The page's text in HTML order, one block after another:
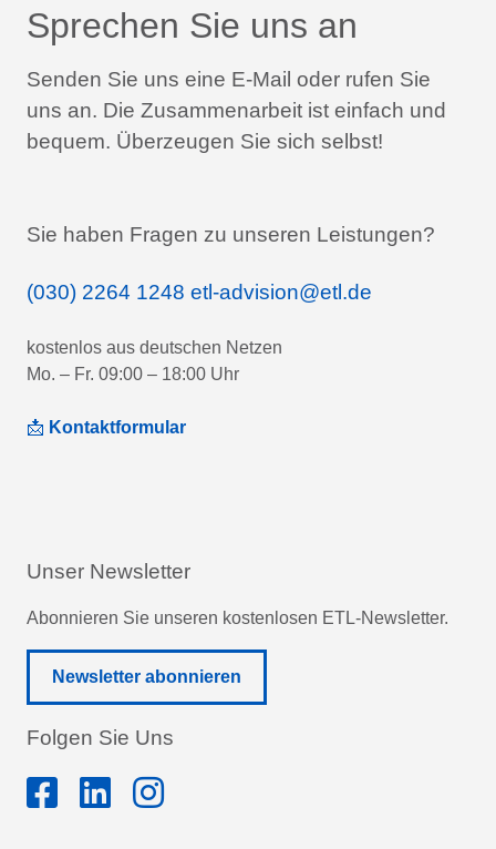
Sprechen Sie uns an
Senden Sie uns eine E-Mail oder rufen Sie
uns an. Die Zusammenarbeit ist einfach und
bequem. Überzeugen Sie sich selbst!
Sie haben Fragen zu unseren Leistungen?
(030) 2264 1248 etl-advision@etl.de
kostenlos aus deutschen Netzen
Mo. – Fr. 09:00 – 18:00 Uhr
📩 Kontaktformular
Unser Newsletter
Abonnieren Sie unseren kostenlosen ETL-Newsletter.
Newsletter abonnieren
Folgen Sie Uns